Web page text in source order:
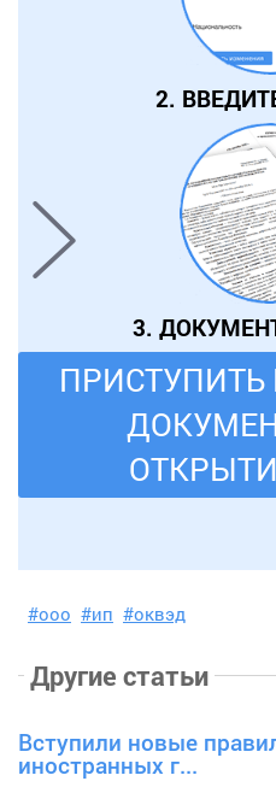
2.
3.
#ооо #ип #оквэд
Другие статьи
Вступили новые
иностранных г...